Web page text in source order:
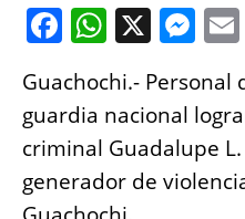
F
a
c
e
b
o
W
h
at
s
A
p
X M
ss
e
n
g
Guachochi.- Personal
guardia nacional
criminal Guadalupe L.
generador de